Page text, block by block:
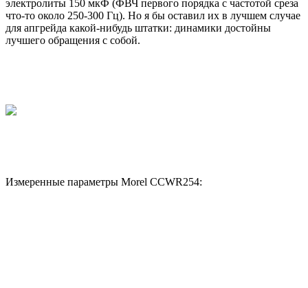
электролиты 150 мкФ (ФВЧ первого порядка с частотой среза
что-то около 250-300 Гц). Но я бы оставил их в лучшем случае
для апгрейда какой-нибудь штатки: динамики достойны
лучшего обращения с собой.
Измеренные параметры Morel CCWR254: